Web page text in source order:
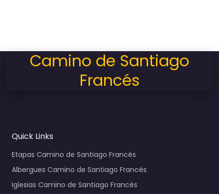
Camino de Santiago
Francés
Quick Links
Etapas Camino de Santiago Francés
Albergues Camino de Santiago Francés
Iglesias Camino de Santiago Francés